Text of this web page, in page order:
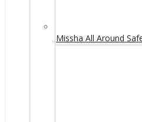
Missha All Around